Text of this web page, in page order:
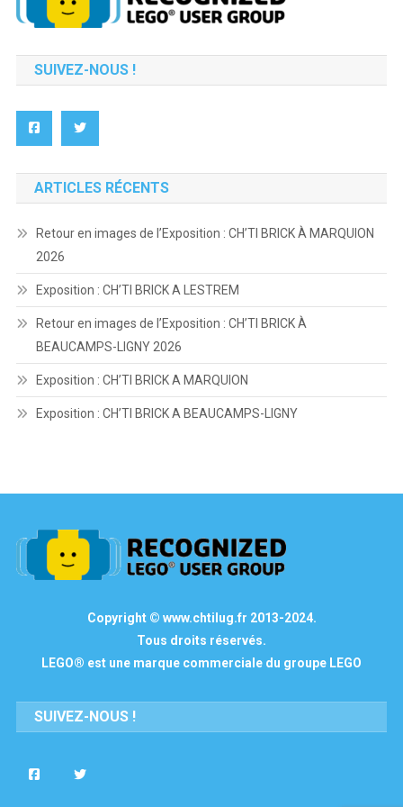
SUIVEZ-NOUS !
ARTICLES RÉCENTS
Retour en images de l’Exposition : CH’TI BRICK À MARQUION
2026
Exposition : CH’TI BRICK A LESTREM
Retour en images de l’Exposition : CH’TI BRICK À
BEAUCAMPS-LIGNY 2026
Exposition : CH’TI BRICK A MARQUION
Exposition : CH’TI BRICK A BEAUCAMPS-LIGNY
Copyright © www.chtilug.fr 2013-2024.
Tous droits réservés.
LEGO® est une marque commerciale du groupe LEGO
SUIVEZ-NOUS !